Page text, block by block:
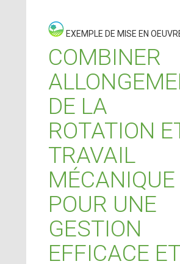
EXEMPLE DE MISE EN
COMBINER
DE LA
ROTATION
TRAVAIL
MÉCANIQUE
POUR UNE
GESTION
EFFICACE